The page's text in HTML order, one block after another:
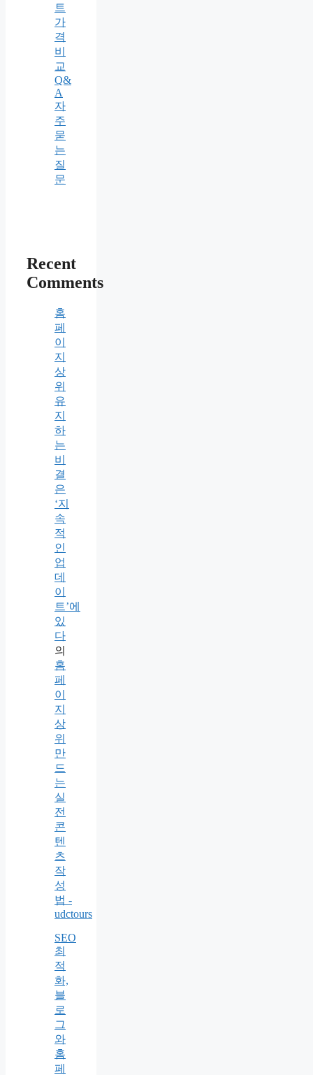
트
가
격
비
교
Q&
A
자
주
묻
는
질
문
Recent
Comments
홈
페
이
지
상
위
유
지
하
는
비
결
은
‘지
속
적
인
업
데
이
트’에
있
다
의
홈
페
이
지
상
위
만
드
는
실
전
콘
텐
츠
작
성
법 -
udctours
SEO
최
적
화,
블
로
그
와
홈
페